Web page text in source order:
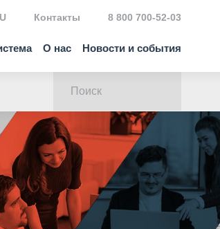
О нас Новости и события
Контакты 8 800 700-52-03